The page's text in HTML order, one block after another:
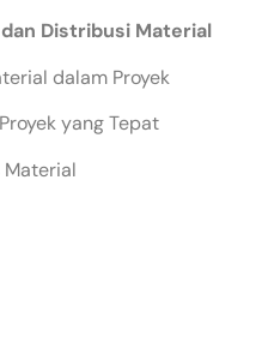
Distribusi Material
dalam Proyek
yang Tepat
Material